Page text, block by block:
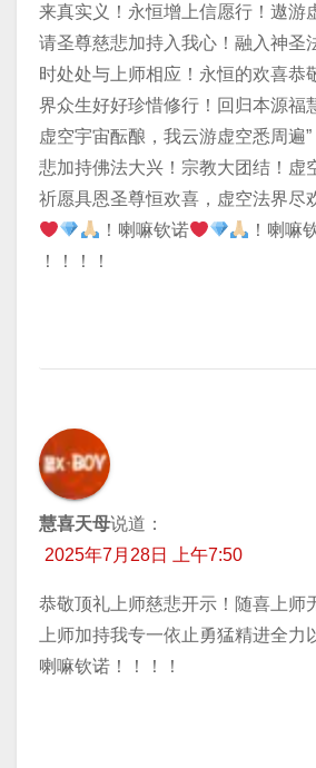
来真实义！永恒增上信愿行！遨游
请圣尊慈悲加持入我心！融入神圣
时处处与上师相应！永恒的欢喜恭
界众生好好珍惜修行！回归本源福
虚空宇宙酝酿，我云游虚空悉周遍
悲加持佛法大兴！宗教大团结！虚
祈愿具恩圣尊恒欢喜，虚空法界尽
！喇嘛钦诺
！喇嘛
！！！！
慧喜天母说道：
2025年7月28日 上午7:50
恭敬顶礼上师慈悲开示！随喜上师
上师加持我专一依止勇猛精进全力
喇嘛钦诺！！！！